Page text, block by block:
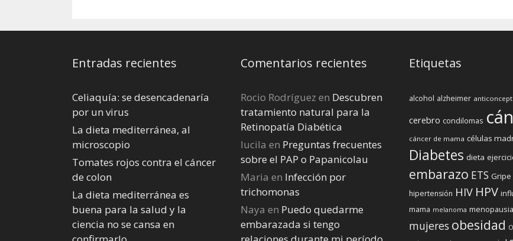
Entradas recientes
Celiaquía: se desencadenaría
por un virus
La dieta mediterránea, al
microscopio
Tomates rojos contra el cáncer
de colon
La dieta mediterránea es
buena para la salud y la
ciencia no se cansa en
Comentarios recientes
Rocio Rodríguez en Descubren
tratamiento natural para la
Retinopatía Diabética
lucila en Preguntas frecuentes
sobre el PAP o Papanicolau
Maria en Infección por
trichomonas
Naya en Puedo quedarme
embarazada si tengo
Etiquetas
alcohol alzheimer
cerebro condilomas
cáncer de mama células
Diabetes dieta
embarazo ETS Gripe
hipertensión HIV HPV
mama melanoma menopausia
mujeres obesidad